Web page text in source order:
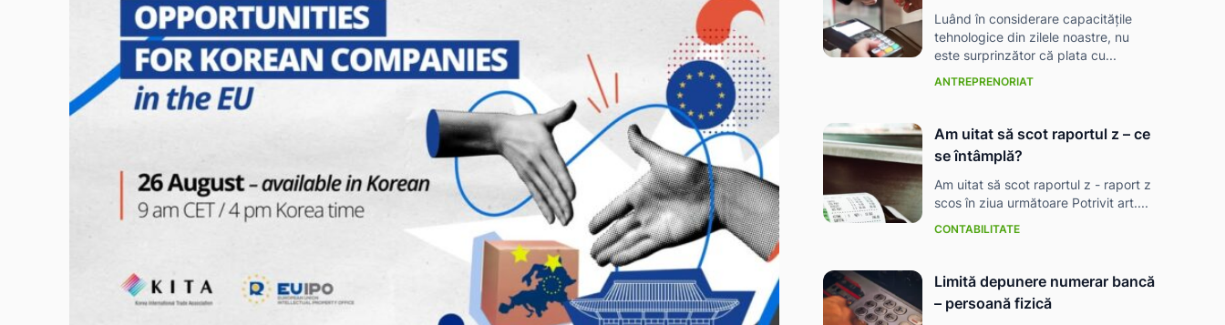
Luând în considerare capacitățile
tehnologice din zilele noastre, nu
este surprinzător că plata cu...
ANTREPRENORIAT
Am uitat să scot raportul z – ce
se întâmplă?
Am uitat să scot raportul z - raport z
scos în ziua următoare Potrivit art....
CONTABILITATE
Limită depunere numerar bancă
– persoană fizică